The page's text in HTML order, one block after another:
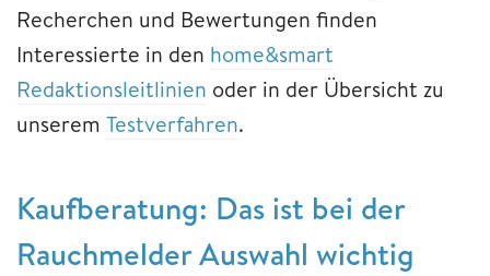
Recherchen und Bewertungen finden
Interessierte in den home&smart
Redaktionsleitlinien oder in der Übersicht zu
unserem Testverfahren.
Kaufberatung: Das ist bei der
Rauchmelder Auswahl wichtig